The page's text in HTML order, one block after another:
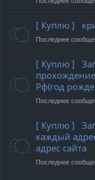
[ Куплю ]
Последнее
[ Куплю ]
Рф(год
Последнее
[ Куплю ]
каждый
адрес сайта
Последнее